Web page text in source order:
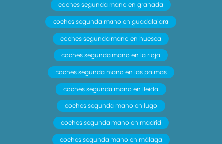
coches segunda mano en granada
coches segunda mano en guadalajara
coches segunda mano en huesca
coches segunda mano en la rioja
coches segunda mano en las palmas
coches segunda mano en lleida
coches segunda mano en lugo
coches segunda mano en madrid
coches segunda mano en málaga